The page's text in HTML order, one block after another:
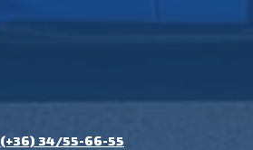
(+36) 34/55-66-55